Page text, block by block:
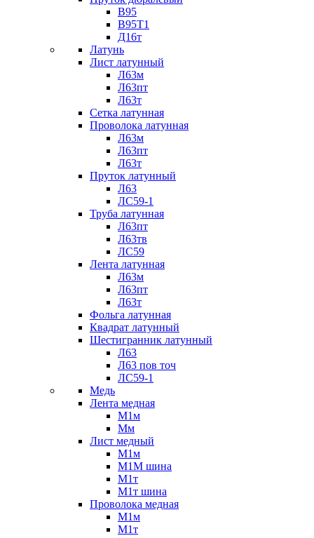
В95
В95Т1
Д16т
Латунь
Лист латунный
Л63м
Л63пт
Л63т
Сетка латунная
Проволока латунная
Л63м
Л63пт
Л63т
Пруток латунный
Л63
ЛС59-1
Труба латунная
Л63пт
Л63тв
ЛС59
Лента латунная
Л63м
Л63пт
Л63т
Фольга латунная
Квадрат латунный
Шестигранник латунный
Л63
Л63 пов точ
ЛС59-1
Медь
Лента медная
М1м
Мм
Лист медный
М1м
М1М шина
М1т
М1т шина
Проволока медная
М1м
М1т